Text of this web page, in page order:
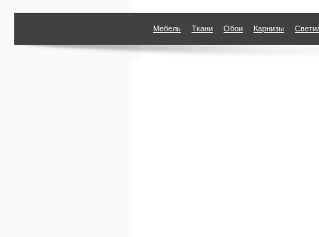
Мебель Ткани Обои Карнизы